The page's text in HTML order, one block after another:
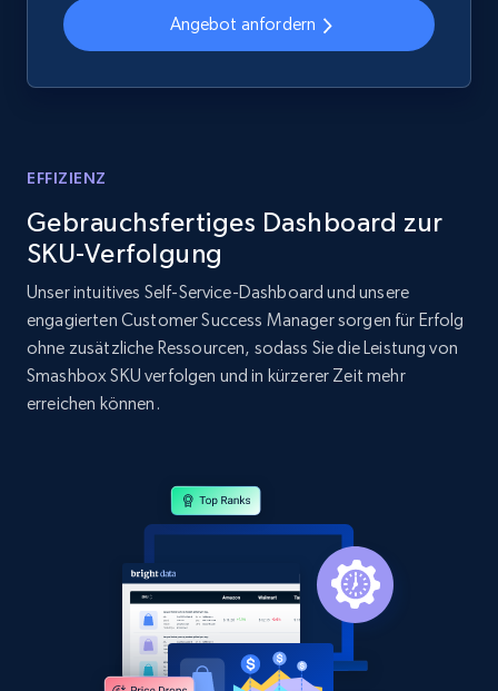
Home Depot US - Discover products by
Home Depot US - Discovery products by
specific category URL
URL, Domain, Country code, Model number,
Sku, Product id, Product name, Manufacturer,
355+
Amazon products global dataset
Title, Seller name, Brand, Description, Initial
price, Currency, Availability, Reviews count, and
Angebot anfordern
EFFIZIENZ
Gebrauchsfertiges Dashboard zur
SKU-Verfolgung
Unser intuitives Self-Service-Dashboard und unsere
engagierten Customer Success Manager sorgen für Erfolg
ohne zusätzliche Ressourcen, sodass Sie die Leistung von
Smashbox SKU verfolgen und in kürzerer Zeit mehr
erreichen können.